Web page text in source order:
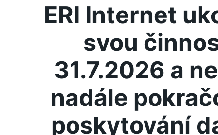
ERI Internet
svou
31.7.2026 a
nadále
poskytování